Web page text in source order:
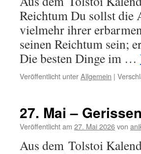
Reichtum Du sollst die
vielmehr ihrer
seinen Reichtum sein;
Die besten Dinge im …
Veröffentlicht unterAllgemein |
27. Mai –
Veröffentlicht am 27. Mai 2026von
Aus dem Tolstoi